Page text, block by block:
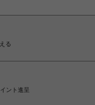
る
ント進呈